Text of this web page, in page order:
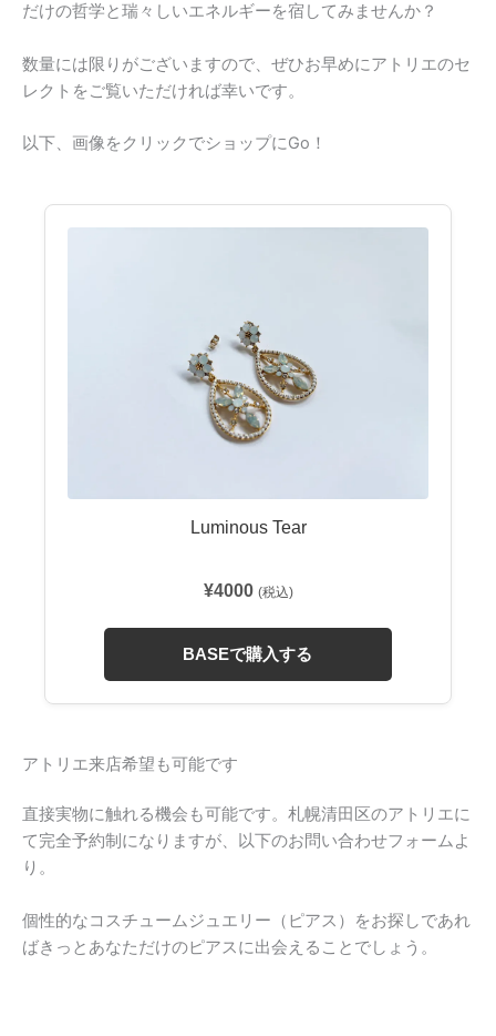
だけの哲学と瑞々しいエネルギーを宿してみませんか？
数量には限りがございますので、ぜひお早めにアトリエのセ
レクトをご覧いただければ幸いです。
以下、画像をクリックでショップにGo！
Luminous Tear
¥4000 (税込)
BASEで購入する
アトリエ来店希望も可能です
直接実物に触れる機会も可能です。札幌清田区のアトリエに
て完全予約制になりますが、以下のお問い合わせフォームよ
り。
個性的なコスチュームジュエリー（ピアス）をお探しであれ
ばきっとあなただけのピアスに出会えることでしょう。